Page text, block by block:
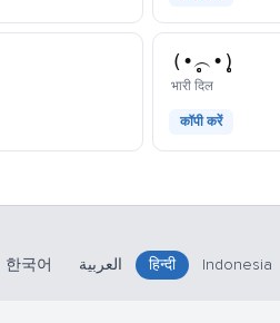
(•̥̥̥︵•̥̥̥)
भारी दिलकाओमोजी
कॉपी करें
한국어 العربية हिन्दी Indonesia